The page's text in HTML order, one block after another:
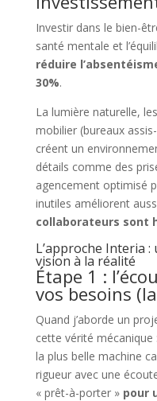
Investir dans le bien-
santé mentale et
réduire
30%.
La lumière naturelle,
mobilier (bureaux
créent un
détails comme des
agencement optimisé
inutiles améliorent
collaborateurs sont
L’approche Interia :
vision à la réalité
Étape 1 :
vos besoins
Quand j’aborde un
cette vérité
la plus belle machine
rigueur avec une
« prêt-à-porter » pour